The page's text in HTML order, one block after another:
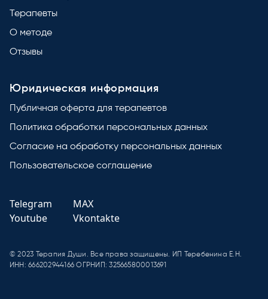
Терапевты
О методе
Отзывы
Юридическая информация
Публичная оферта для терапевтов
Политика обработки персональных данных
Согласие на обработку персональных данных
Пользовательское соглашение
Telegram
MAX
Youtube
Vkontakte
© 2023 Терапия Души. Все права защищены. ИП Теребенина Е.Н.
ИНН: 666202944166 ОГРНИП: 325665800013691